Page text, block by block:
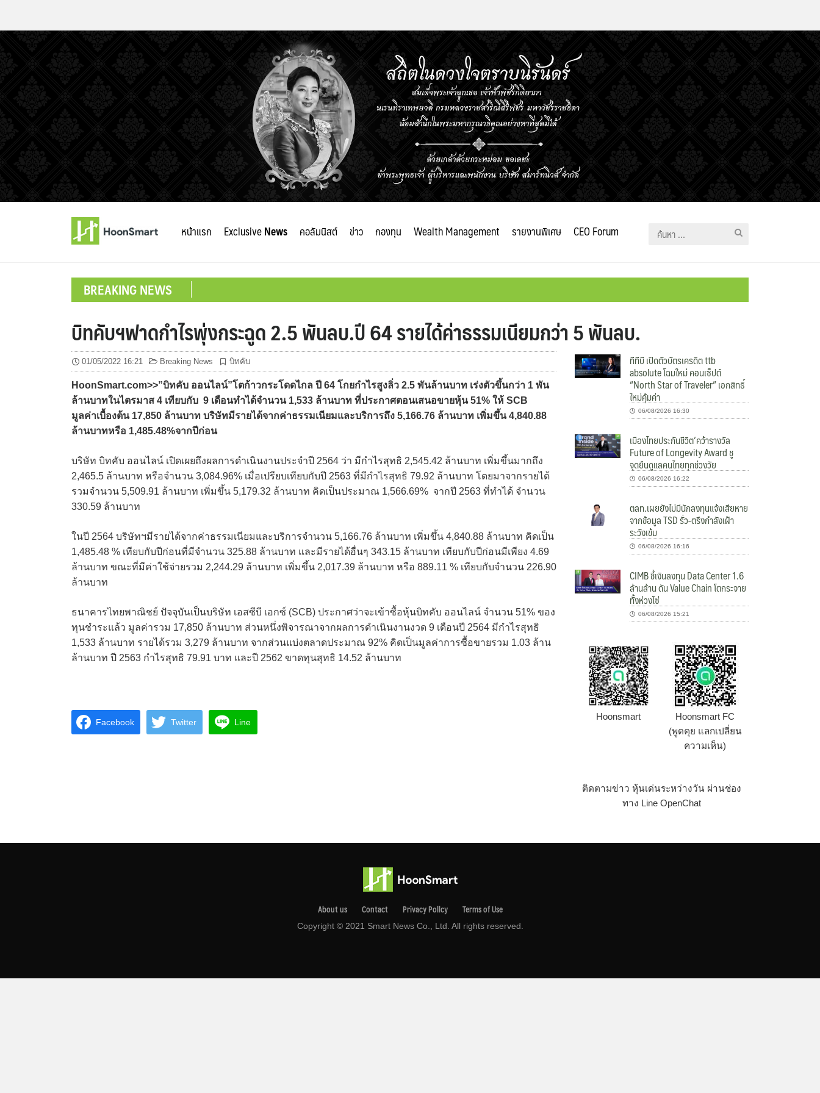
หน้าแรก ExclusiveNews คอลัมนิสต์ ข่าว กองทุน Wealth Management รายงานพิเศษ CEO Forum
ค้นหา
BREAKING NEWS
บิทคับฯฟาดกำไรพุ่งกระฉูด 2.5 พันลบ.ปี 64 รายได้ค่าธรรมเนียมกว่า 5 พันลบ.
01/05/2022 16:21 Breaking News บิทคับ
HoonSmart.com>>”บิทคับ ออนไลน์”โตก้าวกระโดดไกล ปี 64 โกยกำไรสูงลิ่ว 2.5 พันล้านบาท เร่งตัวขึ้นกว่า 1 พัน
ล้านบาทในไตรมาส 4 เทียบกับ 9 เดือนทำได้จำนวน 1,533 ล้านบาท ที่ประกาศตอนเสนอขายหุ้น 51% ให้ SCB
มูลค่าเบื้องต้น 17,850 ล้านบาท บริษัทมีรายได้จากค่าธรรมเนียมและบริการถึง 5,166.76 ล้านบาท เพิ่มขึ้น 4,840.88
ล้านบาทหรือ 1,485.48%จากปีก่อน
บริษัท บิทคับ ออนไลน์ เปิดเผยถึงผลการดำเนินงานประจำปี 2564 ว่า มีกำไรสุทธิ 2,545.42 ล้านบาท เพิ่มขึ้นมากถึง
2,465.5 ล้านบาท หรือจำนวน 3,084.96% เมื่อเปรียบเทียบกับปี 2563 ที่มีกำไรสุทธิ 79.92 ล้านบาท โดยมาจากรายได้
รวมจำนวน 5,509.91 ล้านบาท เพิ่มขึ้น 5,179.32 ล้านบาท คิดเป็นประมาณ 1,566.69% จากปี 2563 ที่ทำได้ จำนวน
330.59 ล้านบาท
ในปี 2564 บริษัทฯมีรายได้จากค่าธรรมเนียมและบริการจำนวน 5,166.76 ล้านบาท เพิ่มขึ้น 4,840.88 ล้านบาท คิดเป็น
1,485.48 % เทียบกับปีก่อนที่มีจำนวน 325.88 ล้านบาท และมีรายได้อื่นๆ 343.15 ล้านบาท เทียบกับปีก่อนมีเพียง 4.69
ล้านบาท ขณะที่มีค่าใช้จ่ายรวม 2,244.29 ล้านบาท เพิ่มขึ้น 2,017.39 ล้านบาท หรือ 889.11 % เทียบกับจำนวน 226.90
ล้านบาท
ธนาคารไทยพาณิชย์ ปัจจุบันเป็นบริษัท เอสซีบี เอกซ์ (SCB) ประกาศว่าจะเข้าซื้อหุ้นบิทคับ ออนไลน์ จำนวน 51% ของ
ทุนชำระแล้ว มูลค่ารวม 17,850 ล้านบาท ส่วนหนึ่งพิจารณาจากผลการดำเนินงานงวด 9 เดือนปี 2564 มีกำไรสุทธิ
1,533 ล้านบาท รายได้รวม 3,279 ล้านบาท จากส่วนแบ่งตลาดประมาณ 92% คิดเป็นมูลค่าการซื้อขายรวม 1.03 ล้าน
ล้านบาท ปี 2563 กำไรสุทธิ 79.91 บาท และปี 2562 ขาดทุนสุทธิ 14.52 ล้านบาท
Facebook Twitter Line
ทีทีบี เปิดตัวบัตรเครดิต ttb
absolute โฉมใหม่ คอนเซ็ปต์
“North Star of Traveler” เอกสิทธิ์
ใหม่คุ้มค่า
06/08/2026 16:30
เมืองไทยประกันชีวิต’คว้ารางวัล
Future of Longevity Award ชู
จุดยืนดูแลคนไทยทุกช่วงวัย
06/08/2026 16:22
ตลท.เผยยังไม่มีนักลงทุนแจ้งเสียหาย
จากข้อมูล TSD รั่ว-ตรึงกำลังเฝ้า
ระวังเข้ม
06/08/2026 16:16
CIMB ชี้เงินลงทุน Data Center 1.6
ล้านล้าน ดัน Value Chain โตกระจาย
ทั้งห่วงโซ่
06/08/2026 15:21
Hoonsmart
Hoonsmart FC
(พูดคุย แลกเปลี่ยน
ความเห็น)
ติดตามข่าว หุ้นเด่นระหว่างวัน ผ่านช่อง
ทาง Line OpenChat
About us Contact Privacy Pollcy Terms of Use
Copyright © 2021 Smart News Co., Ltd. All rights reserved.